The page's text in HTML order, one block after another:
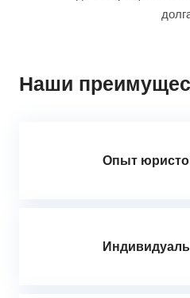
Наши
Опыт